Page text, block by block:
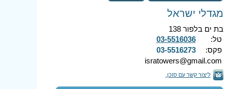
מגדלי ישראל
בת ים בלפור 138
טל:
03-5516036
פקס:
03-5516273
isratowers@gmail.com
ליצור קשר עם סוכן.